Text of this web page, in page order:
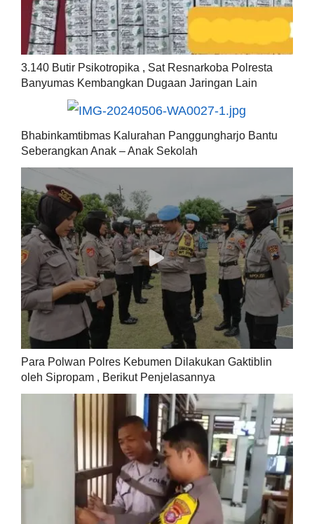
3.140 Butir Psikotropika , Sat Resnarkoba Polresta
Banyumas Kembangkan Dugaan Jaringan Lain
Bhabinkamtibmas Kalurahan Panggungharjo Bantu
Seberangkan Anak – Anak Sekolah
Para Polwan Polres Kebumen Dilakukan Gaktiblin
oleh Sipropam , Berikut Penjelasannya